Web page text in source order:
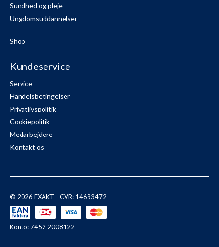
Sundhed og pleje
Ungdomsuddannelser
Shop
Kundeservice
Service
Handelsbetingelser
Privatlivspolitik
Cookiepolitik
Medarbejdere
Kontakt os
© 2026 EXAKT - CVR: 14633472
Konto: 7452 2008122